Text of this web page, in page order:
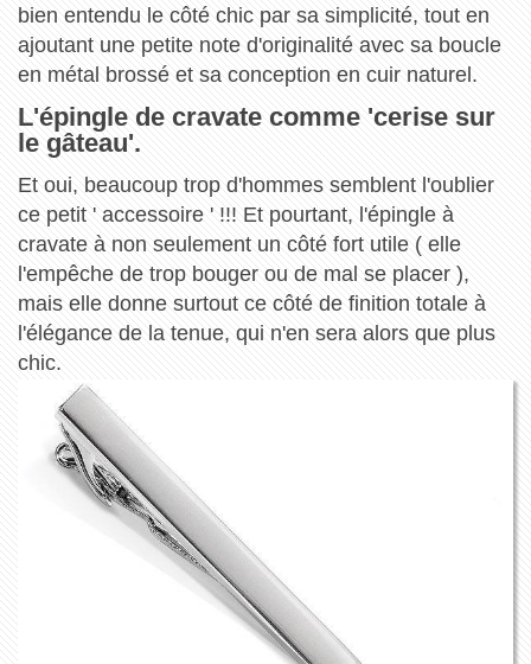
bien entendu le côté chic par sa simplicité, tout en
ajoutant une petite note d'originalité avec sa boucle
en métal brossé et sa conception en cuir naturel.
L'épingle de cravate comme 'cerise sur
le gâteau'.
Et oui, beaucoup trop d'hommes semblent l'oublier
ce petit ' accessoire ' !!! Et pourtant, l'épingle à
cravate à non seulement un côté fort utile ( elle
l'empêche de trop bouger ou de mal se placer ),
mais elle donne surtout ce côté de finition totale à
l'élégance de la tenue, qui n'en sera alors que plus
chic.